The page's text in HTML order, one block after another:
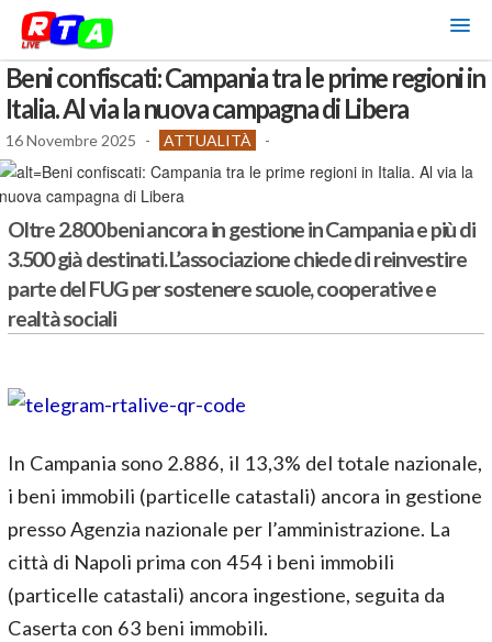
Beni confiscati: Campania tra le prime regioni in
Italia. Al via la nuova campagna di Libera
16 Novembre 2025 - ATTUALITÀ -
Oltre 2.800 beni ancora in gestione in Campania e più di
3.500 già destinati. L’associazione chiede di reinvestire
parte del FUG per sostenere scuole, cooperative e
realtà sociali
In Campania sono 2.886, il 13,3% del totale nazionale,
i beni immobili (particelle catastali) ancora in gestione
presso Agenzia nazionale per l’amministrazione. La
città di Napoli prima con 454 i beni immobili
(particelle catastali) ancora ingestione, seguita da
Caserta con 63 beni immobili.